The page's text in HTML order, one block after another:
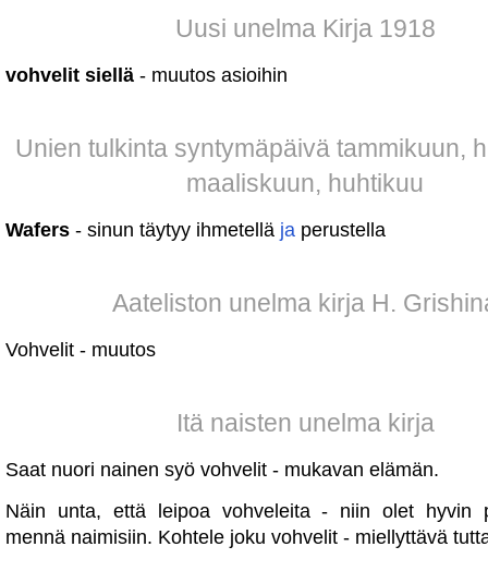
Uusi unelma Kirja 1918
vohvelit siellä - muutos asioihin
Unien tulkinta syntymäpäivä tammikuun,
maaliskuun, huhtikuu
Wafers - sinun täytyy ihmetellä ja perustella
Aateliston unelma kirja H.
Vohvelit - muutos
Itä naisten unelma kirja
Saat nuori nainen syö vohvelit - mukavan elämän.
Näin unta, että leipoa vohveleita - niin olet hyvin
mennä naimisiin. Kohtele joku vohvelit - miellyttävä